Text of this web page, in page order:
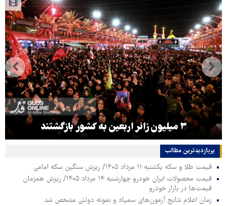
۳ میلیون زائر اربعین به کشور بازگشتند
پربازدیدترین‌ مطالب
قیمت طلا و سکه یکشنبه ۱۱ مرداد ۱۴۰۵/ ریزش سنگین سکه امامی
قیمت محصولات ایران خودرو چهارشنبه ۱۴ مرداد ۱۴۰۵/ ریزش همزمان
قیمت‌ها در بازار خودرو
زمان اعلام نتایج آزمون‌های سمپاد و نمونه دولتی مشخص شد